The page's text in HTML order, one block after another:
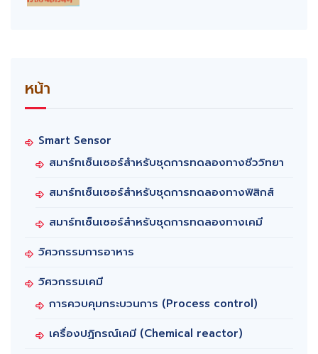
หน้า
Smart Sensor
สมาร์ทเซ็นเซอร์สำหรับชุดการทดลองทางชีววิทยา
สมาร์ทเซ็นเซอร์สำหรับชุดการทดลองทางฟิสิกส์
สมาร์ทเซ็นเซอร์สำหรับชุดการทดลองทางเคมี
วิศวกรรมการอาหาร
วิศวกรรมเคมี
การควบคุมกระบวนการ (Process control)
เครื่องปฏิกรณ์เคมี (Chemical reactor)